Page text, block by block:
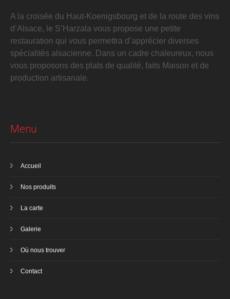
A la croisée du Haut-Koenigsbourg et de la route des vins
d’Alsace, le S’Harzala vous propose une petite
restauration qui vous permettra d’apprécier diverses
spécialités alsacienne. Dans un cadre chaleureux, nous
vous proposons des plats de qualité, faits Maison et de
production artisanale.
Menu
Accueil
Nos produits
La carte
Galerie
Où nous trouver
Contact